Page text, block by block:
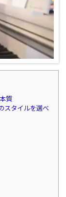
質
スタイルを選べ